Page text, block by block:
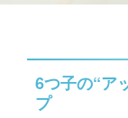
6つ子の“ア
プ